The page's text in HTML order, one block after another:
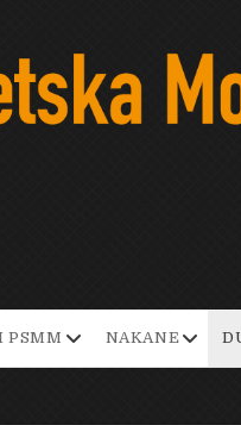
PSMM open
menu
NAKANE open
menu